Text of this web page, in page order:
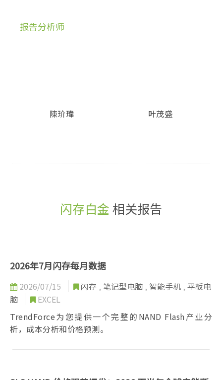
报告分析师
陳玠瑋 叶茂盛
闪存白金相关报告
2026年7月闪存每月数据
2026/07/15 闪存 , 笔记型电脑 , 智能手机 , 平板电
脑
EXCEL
TrendForce为您提供一个完整的NAND Flash产业分
析，成本分析和价格预测。